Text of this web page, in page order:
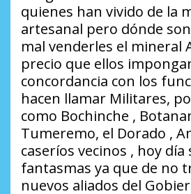
quienes han vivido de la
artesanal pero dónde
mal venderles el mineral
precio que ellos
concordancia con los
hacen llamar Militares,
como Bochinche ,
Tumeremo, el Dorado ,
caseríos vecinos , hoy
fantasmas ya que de no
nuevos aliados del